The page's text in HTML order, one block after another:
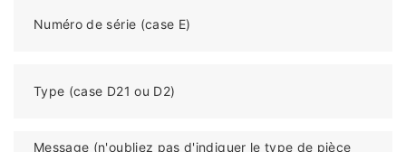
Numéro de série (case E)
Type (case D21 ou D2)
Message (n'oubliez pas d'indiquer le type de pièce